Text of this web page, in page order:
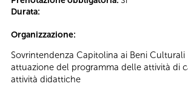
Durata:
Organizzazione:
Sovrintendenza Capitolina ai Beni
attuazione del programma delle attività di
attività didattiche